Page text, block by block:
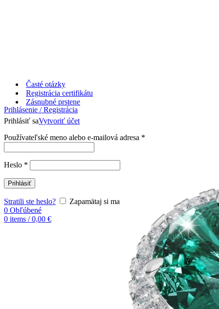
Časté otázky
Registrácia certifikátu
Prihlásenie / Registrácia
Prihlásiť saVytvoriť účet
Používateľské meno alebo e-mailová adresa *
Heslo *
Prihlásiť
Stratili ste heslo?
Zapamätaj si ma
0 Obľúbené
0 items / 0,00 €
Zásnubné prstene